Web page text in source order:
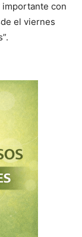
importante con
el viernes